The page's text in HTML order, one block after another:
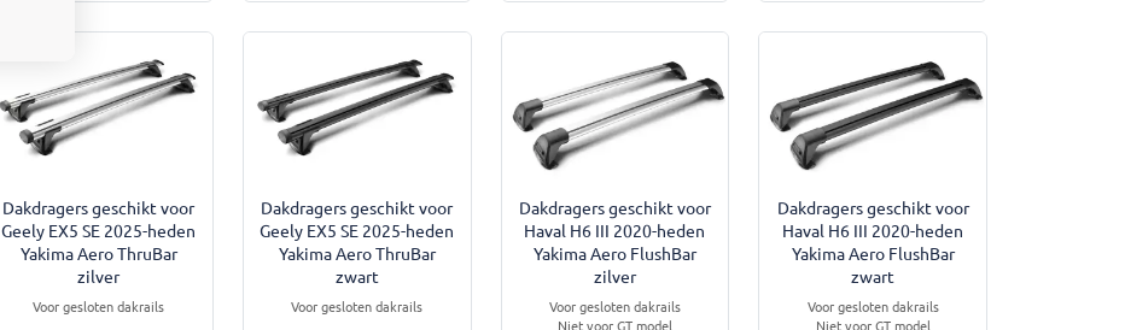
Dakdragers geschikt voor
Geely EX5 SE 2025-heden
Yakima Aero ThruBar
zilver
Voor gesloten dakrails
Dakdragers geschikt voor
Geely EX5 SE 2025-heden
Yakima Aero ThruBar
zwart
Voor gesloten dakrails
Dakdragers geschikt voor
Haval H6 III 2020-heden
Yakima Aero FlushBar
zilver
Voor gesloten dakrails
Niet voor GT model
Dakdragers geschikt voor
Haval H6 III 2020-heden
Yakima Aero FlushBar
zwart
Voor gesloten dakrails
Niet voor GT model